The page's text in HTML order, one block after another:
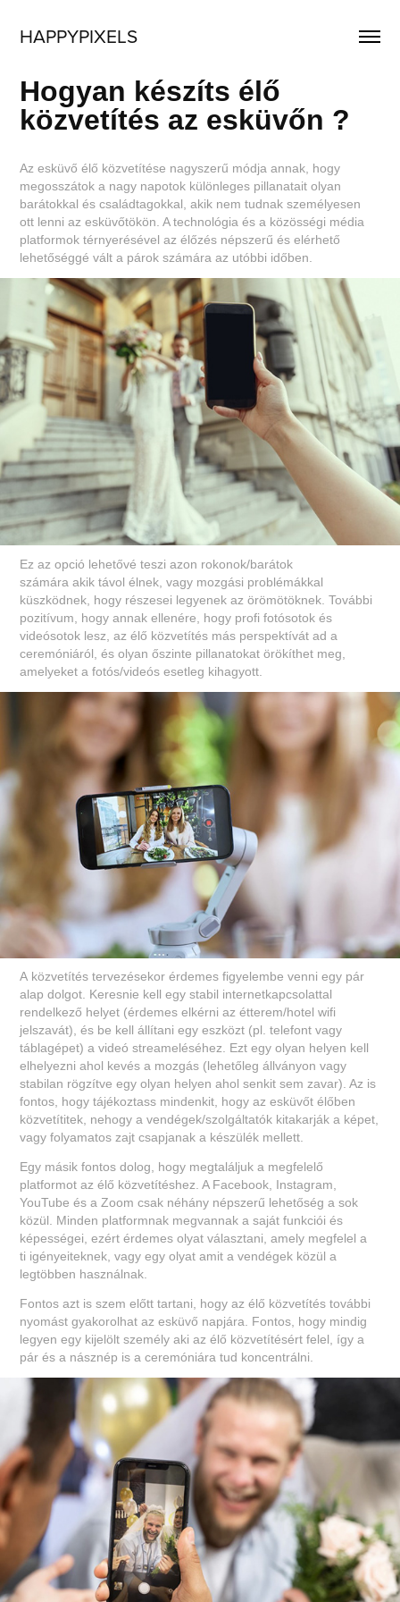
HAPPYPIXELS
Hogyan készíts élő
közvetítés az esküvőn ?
Az esküvő élő közvetítése nagyszerű módja annak, hogy
megosszátok a nagy napotok különleges pillanatait olyan
barátokkal és családtagokkal, akik nem tudnak személyesen
ott lenni az esküvőtökön. A technológia és a közösségi média
platformok térnyerésével az élőzés népszerű és elérhető
lehetőséggé vált a párok számára az utóbbi időben.
Ez az opció lehetővé teszi azon rokonok/barátok
számára akik távol élnek, vagy mozgási problémákkal
küszködnek, hogy részesei legyenek az örömötöknek. További
pozitívum, hogy annak ellenére, hogy profi fotósotok és
videósotok lesz, az élő közvetítés más perspektívát ad a
ceremóniáról, és olyan őszinte pillanatokat örökíthet meg,
amelyeket a fotós/videós esetleg kihagyott.
A közvetítés tervezésekor érdemes figyelembe venni egy pár
alap dolgot. Keresnie kell egy stabil internetkapcsolattal
rendelkező helyet (érdemes elkérni az étterem/hotel wifi
jelszavát), és be kell állítani egy eszközt (pl. telefont vagy
táblagépet) a videó streameléséhez. Ezt egy olyan helyen kell
elhelyezni ahol kevés a mozgás (lehetőleg állványon vagy
stabilan rögzítve egy olyan helyen ahol senkit sem zavar). Az is
fontos, hogy tájékoztass mindenkit, hogy az esküvőt élőben
közvetítitek, nehogy a vendégek/szolgáltatók kitakarják a képet,
vagy folyamatos zajt csapjanak a készülék mellett.
Egy másik fontos dolog, hogy megtaláljuk a megfelelő
platformot az élő közvetítéshez. A Facebook, Instagram,
YouTube és a Zoom csak néhány népszerű lehetőség a sok
közül. Minden platformnak megvannak a saját funkciói és
képességei, ezért érdemes olyat választani, amely megfelel a
ti igényeiteknek, vagy egy olyat amit a vendégek közül a
legtöbben használnak.
Fontos azt is szem előtt tartani, hogy az élő közvetítés további
nyomást gyakorolhat az esküvő napjára. Fontos, hogy mindig
legyen egy kijelölt személy aki az élő közvetítésért felel, így a
pár és a násznép is a ceremóniára tud koncentrálni.